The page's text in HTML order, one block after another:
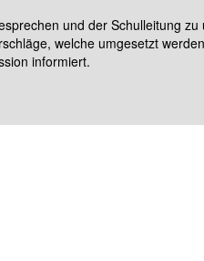
und der Schulleitung
welche umgesetzt
informiert.